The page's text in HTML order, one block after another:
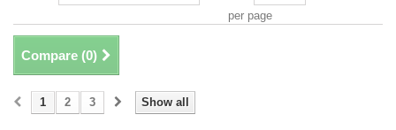
per page
Compare (0)
Show all
1 2 3